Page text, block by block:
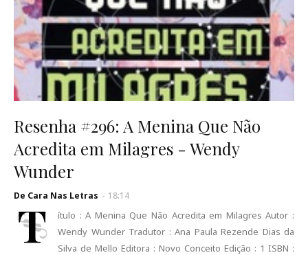
Resenha #296: A Menina Que Não
Acredita em Milagres - Wendy
Wunder
De Cara Nas Letras - 18:14
T
ítulo : A Menina Que Não Acredita em Milagres Autor :
Wendy Wunder Tradutor : Ana Paula Rezende Dias da
Silva de Mello Editora : Novo Conceito Edição : 1 ISBN :